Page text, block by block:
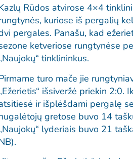
Rūdos atvirose 4×4
kuriose iš pergalių
pergales. Panašu, kad
ketveriose rungtynėse
tinklininkus.
turo mače jie
išsiveržė priekin
ir išplėšdami pergalę
gretose buvo 14
lyderiais buvo 21